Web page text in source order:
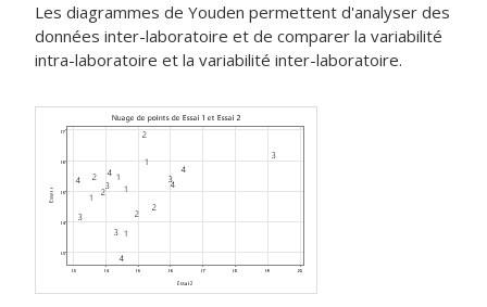
Les diagrammes de Youden permettent d'analyser des
données inter-laboratoire et de comparer la variabilité
intra-laboratoire et la variabilité inter-laboratoire.